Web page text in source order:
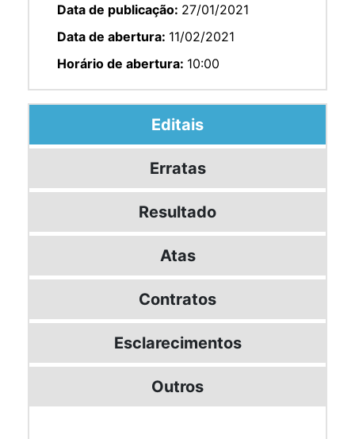
Data de publicação: 27/01/2021
Data de abertura: 11/02/2021
Horário de abertura: 10:00
Editais
Erratas
Resultado
Atas
Contratos
Esclarecimentos
Outros